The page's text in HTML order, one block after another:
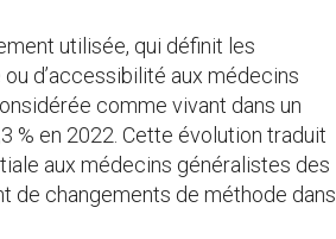
utilisée, qui définit les
d’accessibilité aux médecins
comme vivant dans un
% en 2022. Cette évolution traduit
aux médecins généralistes des
de changements de méthode dans